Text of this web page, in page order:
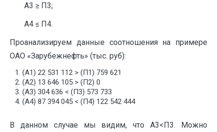
А3 ≥ П3;
А4 ≤ П4.
Проанализируем данные соотношения на примере
ОАО «Зарубежнефть» (тыс. руб):
(А1) 22 531 112 > (П1) 759 621
(А2) 13 646 105 > (П2) 0
(А3) 304 636 < (П3) 573 733
(А4) 87 394 045 < (П4) 122 542 444
В данном случае мы видим, что А3<П3. Можно